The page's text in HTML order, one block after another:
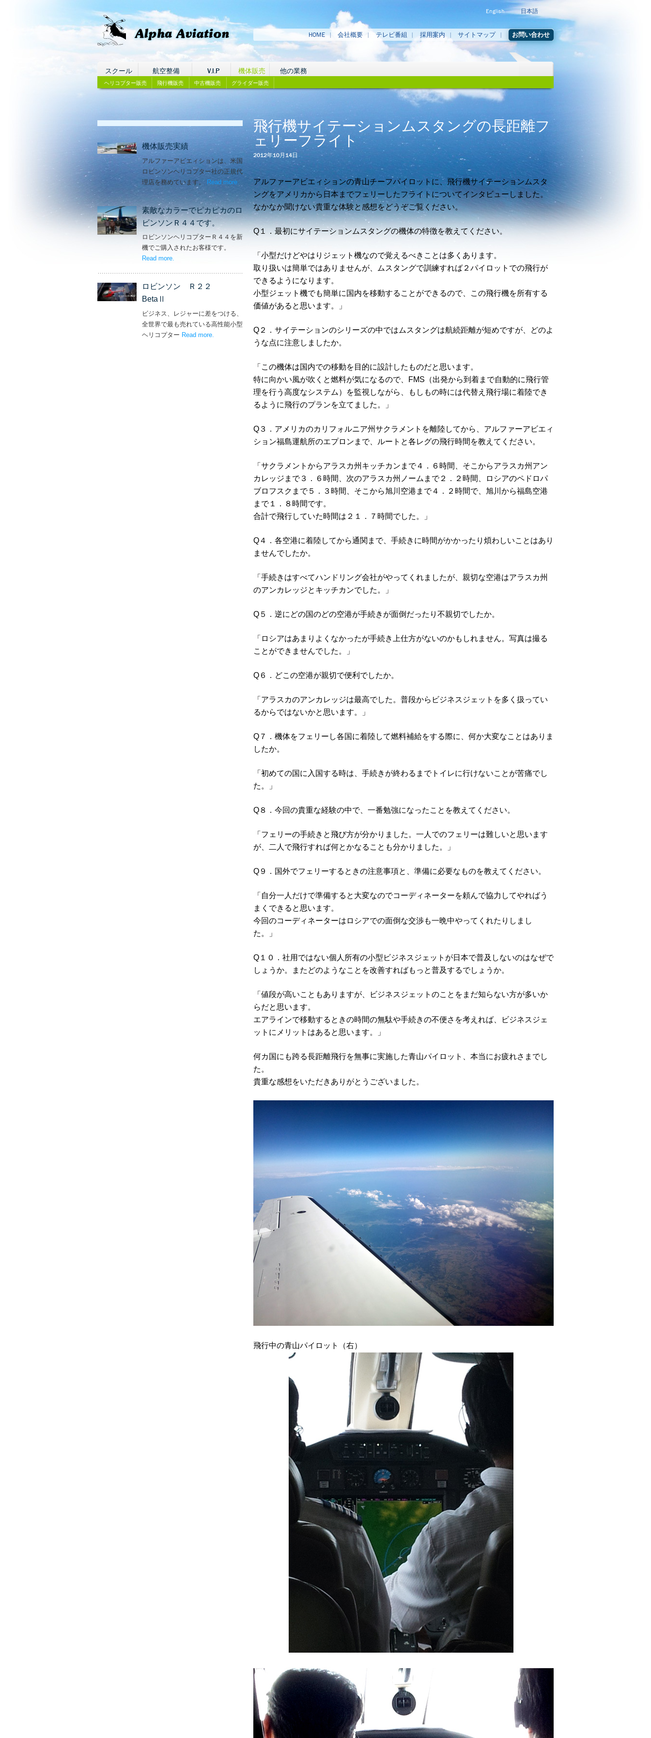
English 日本語
HOME 会社概要 テレビ番組 採用案内 サイトマップ お問い合わせ
スクール 航空整備 V.I.P 機体販売 他の業務
ヘリコプター販売 飛行機販売 中古機販売 グライダー販売
飛行機サイテーションムスタングの長距離フ
ェリーフライト
2012年10月14日
アルファーアビエィションの青山チーフパイロットに、飛行機サイテーションムスタ
ングをアメリカから日本までフェリーしたフライトについてインタビューしました。
なかなか聞けない貴重な体験と感想をどうぞご覧ください。
Q１．最初にサイテーションムスタングの機体の特徴を教えてください。
「小型だけどやはりジェット機なので覚えるべきことは多くあります。
取り扱いは簡単ではありませんが、ムスタングで訓練すれば２パイロットでの飛行が
できるようになります。
小型ジェット機でも簡単に国内を移動することができるので、この飛行機を所有する
価値があると思います。」
Q２．サイテーションのシリーズの中ではムスタングは航続距離が短めですが、どのよ
うな点に注意しましたか。
「この機体は国内での移動を目的に設計したものだと思います。
特に向かい風が吹くと燃料が気になるので、FMS（出発から到着まで自動的に飛行管
理を行う高度なシステム）を監視しながら、もしもの時には代替え飛行場に着陸でき
るように飛行のプランを立てました。」
Q３．アメリカのカリフォルニア州サクラメントを離陸してから、アルファーアビエィ
ション福島運航所のエプロンまで、ルートと各レグの飛行時間を教えてください。
「サクラメントからアラスカ州キッチカンまで４．６時間、そこからアラスカ州アン
カレッジまで３．６時間、次のアラスカ州ノームまで２．２時間、ロシアのペドロパ
ブロフスクまで５．３時間、そこから旭川空港まで４．２時間で、旭川から福島空港
まで１．８時間です。
合計で飛行していた時間は２１．７時間でした。」
Q４．各空港に着陸してから通関まで、手続きに時間がかかったり煩わしいことはあり
ませんでしたか。
「手続きはすべてハンドリング会社がやってくれましたが、親切な空港はアラスカ州
のアンカレッジとキッチカンでした。」
Q５．逆にどの国のどの空港が手続きが面倒だったり不親切でしたか。
「ロシアはあまりよくなかったが手続き上仕方がないのかもしれません。写真は撮る
ことができませんでした。」
Q６．どこの空港が親切で便利でしたか。
「アラスカのアンカレッジは最高でした。普段からビジネスジェットを多く扱ってい
るからではないかと思います。」
Q７．機体をフェリーし各国に着陸して燃料補給をする際に、何か大変なことはありま
したか。
「初めての国に入国する時は、手続きが終わるまでトイレに行けないことが苦痛でし
た。」
Q８．今回の貴重な経験の中で、一番勉強になったことを教えてください。
「フェリーの手続きと飛び方が分かりました。一人でのフェリーは難しいと思います
が、二人で飛行すれば何とかなることも分かりました。」
Q９．国外でフェリーするときの注意事項と、準備に必要なものを教えてください。
「自分一人だけで準備すると大変なのでコーディネーターを頼んで協力してやればう
まくできると思います。
今回のコーディネーターはロシアでの面倒な交渉も一晩中やってくれたりしまし
た。」
Q１０．社用ではない個人所有の小型ビジネスジェットが日本で普及しないのはなぜで
しょうか。またどのようなことを改善すればもっと普及するでしょうか。
「値段が高いこともありますが、ビジネスジェットのことをまだ知らない方が多いか
らだと思います。
エアラインで移動するときの時間の無駄や手続きの不便さを考えれば、ビジネスジェ
ットにメリットはあると思います。」
何カ国にも跨る長距離飛行を無事に実施した青山パイロット、本当にお疲れさまでし
た。
貴重な感想をいただきありがとうございました。
飛行中の青山パイロット（右）
機体販売実績
アルファーアビエィションは、米国
ロビンソンヘリコプター社の正規代
理店を務めています。 Read more – ‘機体販売実績’
素敵なカラーでピカピカのロ
ビンソンＲ４４です。
ロビンソンヘリコプターＲ４４を新
機でご購入されたお客様です。
Read more– ‘素敵なカラーでピカピカのロビンソンＲ４４です。’
.
ロビンソン Ｒ２２
BetaⅡ
ビジネス、レジャーに差をつける、
全世界で最も売れている高性能小型
ヘリコプター Read more – ‘ロビンソン Ｒ２２ BetaⅡ’